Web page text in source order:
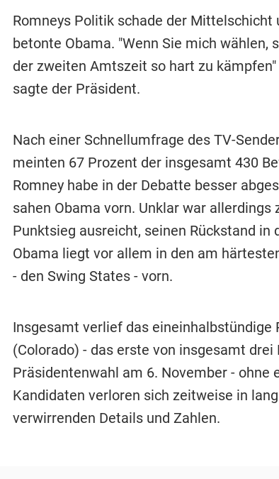
Romneys Politik schade der Mittelschicht
betonte Obama. "Wenn Sie mich wählen,
der zweiten Amtszeit so hart zu
sagte der Präsident.
Nach einer Schnellumfrage des TV-
meinten 67 Prozent der insgesamt 430
Romney habe in der Debatte besser
sahen Obama vorn. Unklar war allerdings
Punktsieg ausreicht, seinen Rückstand in
Obama liegt vor allem in den am
- den Swing States - vorn.
Insgesamt verlief das eineinhalbstündige
(Colorado) - das erste von insgesamt drei
Präsidentenwahl am 6. November - ohne
Kandidaten verloren sich zeitweise in
verwirrenden Details und Zahlen.